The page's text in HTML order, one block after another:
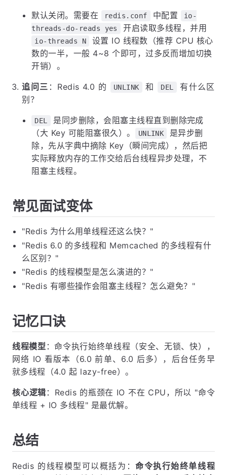
默认关闭。需要在 redis.conf 中配置
io-
threads-do-reads yes
开启读取多线程，并用
io-threads N
设置 IO 线程数（推荐 CPU 核心
数的一半，一般 4~8 个即可，过多反而增加切换
开销）。
追问三 ：Redis 4.0 的 UNLINK 和 DEL
有什么区
别？
DEL
是同步删除，会阻塞主线程直到删除完成
（大 Key 可能阻塞很久）。
UNLINK
是异步删
除，先从字典中摘除 Key（瞬间完成），然后把
实际释放内存的工作交给后台线程异步处理，不
阻塞主线程。
常见面试变体
"Redis 为什么用单线程还这么快？"
"Redis 6.0 的多线程和 Memcached 的多线程有什
么区别？"
"Redis 的线程模型是怎么演进的？"
"Redis 有哪些操作会阻塞主线程？怎么避免？"
记忆口诀
线程模型 ：命令执行始终单线程（安全、无锁、快），
网络 IO 看版本（6.0 前单、6.0 后多），后台任务早
就多线程（4.0 起 lazy-free）。
核心逻辑 ：Redis 的瓶颈在 IO 不在 CPU，所以 "命令
单线程 + IO 多线程" 是最优解。
总结
Redis 的线程模型可以概括为：命令执行始终单线程